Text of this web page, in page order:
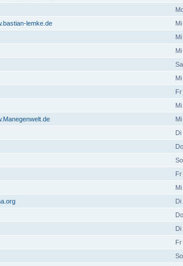
lemke.de
Fr
Di
Fr
Di
Di
Fr